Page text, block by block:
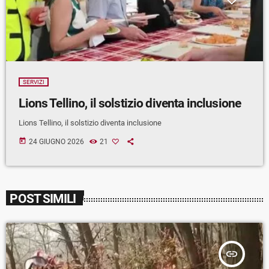
SERVIZI
Lions Tellino, il solstizio diventa inclusione
Lions Tellino, il solstizio diventa inclusione
today 24 GIUGNO 2026 21
POST SIMILI
insert_link